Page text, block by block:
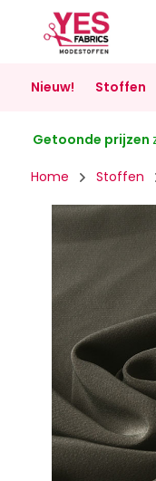
Nieuw! Stoffen
Getoonde prijzen
Home Stoffen